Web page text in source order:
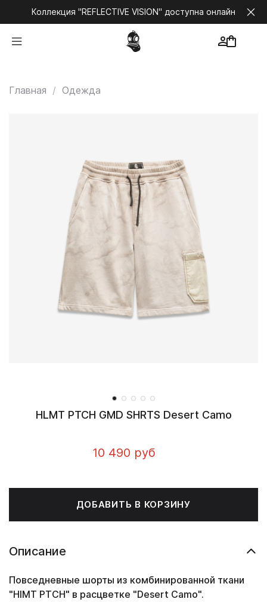
Коллекция "REFLECTIVE VISION" доступна онлайн
Главная Одежда
HLMT PTCH GMD SHRTS Desert Camo
10 490 руб
ДОБАВИТЬ В КОРЗИНУ
Описание
Повседневные шорты из комбинированной ткани
"HlMT PTCH" в расцветке "Desert Camo".